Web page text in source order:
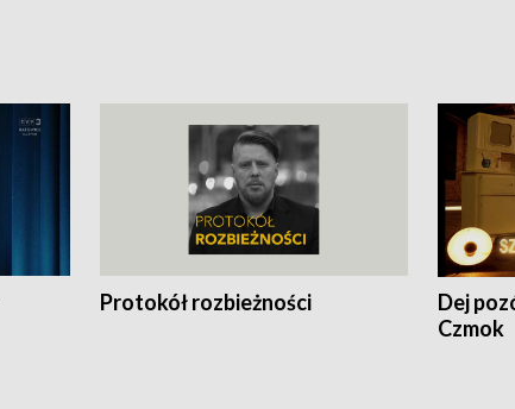
Protokół rozbieżności
Dej
Czmok